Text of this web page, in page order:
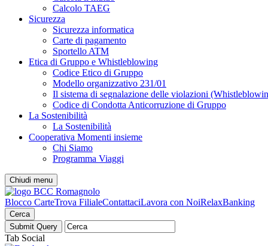
Calcolo TAEG
Sicurezza
Sicurezza informatica
Carte di pagamento
Sportello ATM
Etica di Gruppo e Whistleblowing
Codice Etico di Gruppo
Modello organizzativo 231/01
Il sistema di segnalazione delle violazioni
Codice di Condotta Anticorruzione di Gruppo
La Sostenibilità
La Sostenibilità
Cooperativa Momenti insieme
Chi Siamo
Programma Viaggi
Chiudi menu
Blocco CarteTrova FilialeContattaciLavora con NoiRelaxBanking
Cerca
Tab Social